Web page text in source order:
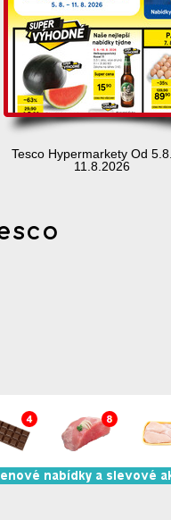
Tesco Hypermarkety Od
11.8.2026